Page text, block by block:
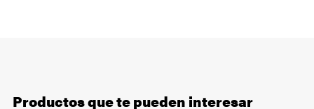
Productos que te pueden interesar